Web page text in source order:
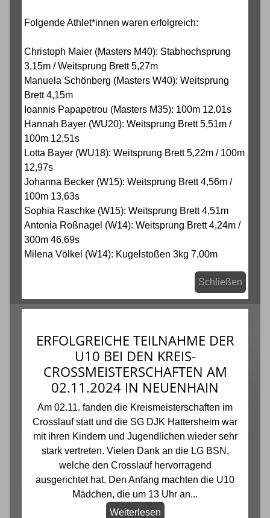
Folgende Athlet*innen waren erfolgreich:
Christoph Maier (Masters M40): Stabhochsprung
3,15m / Weitsprung Brett 5,27m
Manuela Schönberg (Masters W40): Weitsprung
Brett 4,15m
Ioannis Papapetrou (Masters M35): 100m 12,01s
Hannah Bayer (WU20): Weitsprung Brett 5,51m /
100m 12,51s
Lotta Bayer (WU18): Weitsprung Brett 5,22m / 100m
12,97s
Johanna Becker (W15): Weitsprung Brett 4,56m /
100m 13,63s
Sophia Raschke (W15): Weitsprung Brett 4,51m
Antonia Roßnagel (W14): Weitsprung Brett 4,24m /
300m 46,69s
Milena Völkel (W14): Kugelstoßen 3kg 7,00m
Schließen
ERFOLGREICHE TEILNAHME DER
U10 BEI DEN KREIS-
CROSSMEISTERSCHAFTEN AM
02.11.2024 IN NEUENHAIN
Am 02.11. fanden die Kreismeisterschaften im
Crosslauf statt und die SG DJK Hattersheim war
mit ihren Kindern und Jugendlichen wieder sehr
stark vertreten. Vielen Dank an die LG BSN,
welche den Crosslauf hervorragend
ausgerichtet hat. Den Anfang machten die U10
Mädchen, die um 13 Uhr an...
Weiterlesen